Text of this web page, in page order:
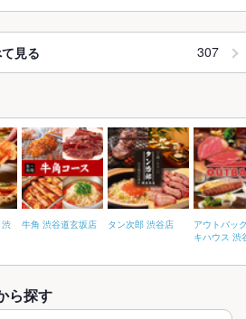
見る 307
牛角 渋谷道玄坂店 タン次郎 渋谷店
アウトバッ
キハウス 渋
ら探す